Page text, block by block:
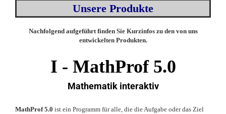
Unsere Produkte
Nachfolgend aufgeführt finden Sie Kurzinfos zu den von uns
entwickelten Produkten.
I - MathProf 5.0
Mathematik interaktiv
MathProf 5.0 ist ein Programm für alle, die die Aufgabe oder das Ziel